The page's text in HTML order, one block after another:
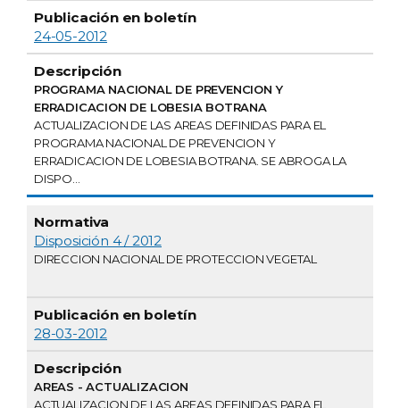
24-05-2012
PROGRAMA NACIONAL DE PREVENCION Y
ERRADICACION DE LOBESIA BOTRANA
ACTUALIZACION DE LAS AREAS DEFINIDAS PARA EL
PROGRAMA NACIONAL DE PREVENCION Y
ERRADICACION DE LOBESIA BOTRANA. SE ABROGA LA
DISPO...
Disposición 4 / 2012
DIRECCION NACIONAL DE PROTECCION VEGETAL
28-03-2012
AREAS - ACTUALIZACION
ACTUALIZACION DE LAS AREAS DEFINIDAS PARA EL